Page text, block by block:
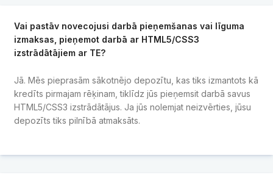
Vai pastāv novecojusi darbā pieņemšanas vai līguma
izmaksas, pieņemot darbā ar HTML5/CSS3
izstrādātājiem ar TE?
Jā. Mēs pieprasām sākotnējo depozītu, kas tiks izmantots kā
kredīts pirmajam rēķinam, tiklīdz jūs pieņemsit darbā savus
HTML5/CSS3 izstrādātājus. Ja jūs nolemjat neizvērties, jūsu
depozīts tiks pilnībā atmaksāts.